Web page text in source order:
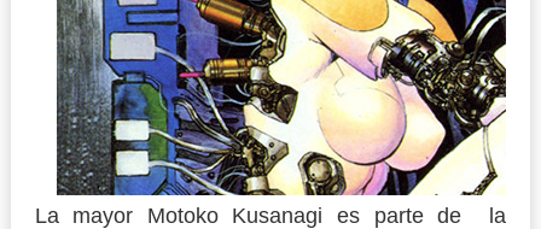
La mayor Motoko Kusanagi es parte de la